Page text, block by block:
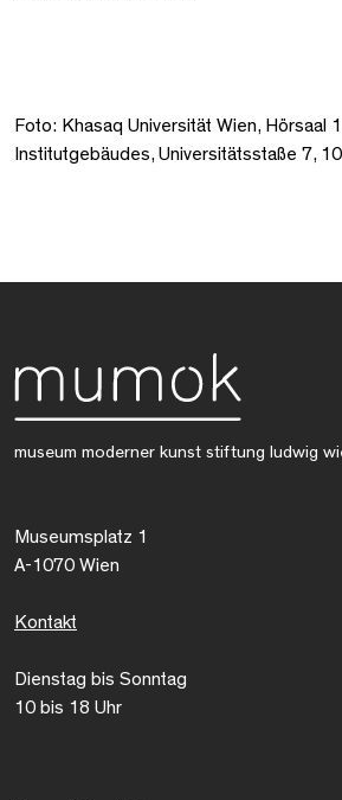
Foto: Khasaq Universität Wien, Hörsaal
Institutgebäudes, Universitätsstaße 7,
museum moderner kunst stiftung ludwig
Museumsplatz 1
A-1070 Wien
Kontakt
Dienstag bis Sonntag
10 bis 18 Uhr